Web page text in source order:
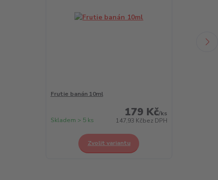
Frutie banán 10ml
179 Kč/ks
147,93 Kčbez DPH
Skladem > 5 ks
Zvolit variantu